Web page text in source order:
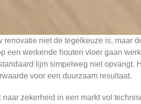
renovatie niet de tegelkeuze is, maar
een werkende houten vloer gaan
lijm simpelweg niet opvangt.
voor een duurzaam resultaat.
zekerheid in een markt vol